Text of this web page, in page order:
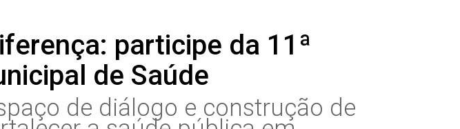
participe da 11ª
de Saúde
de diálogo e construção de